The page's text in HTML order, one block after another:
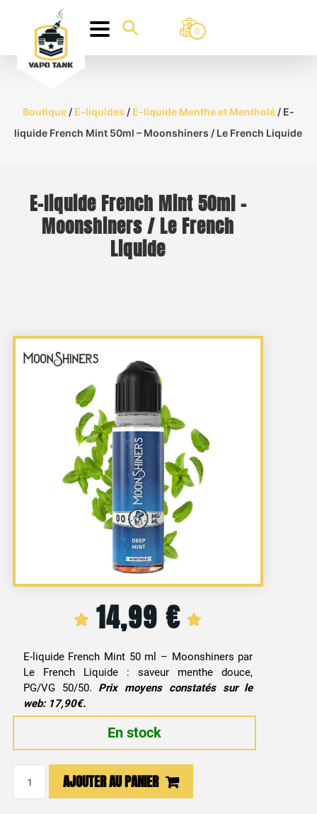
0
Boutique/ E-liquides / E-liquide Menthe et Mentholé/ E-
liquide French Mint 50ml – Moonshiners / Le French Liquide
E-liquide French Mint 50ml –
Moonshiners / Le French
Liquide
14,99 €
E-liquide French Mint 50 ml – Moonshiners par
Le French Liquide : saveur menthe douce,
PG/VG 50/50. Prix moyens constatés sur le
web: 17,90€.
En stock
AJOUTER AU PANIER